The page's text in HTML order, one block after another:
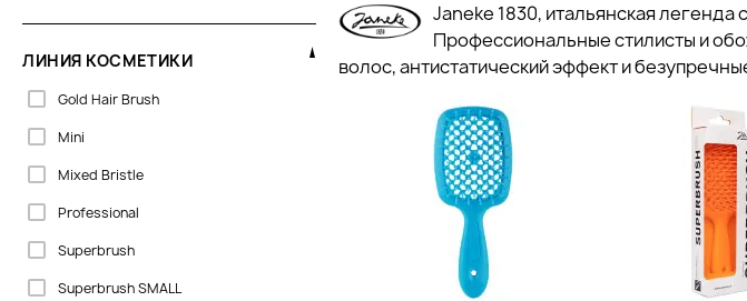
ЛИНИЯ КОСМЕТИКИ
Gold Hair Brush
Mini
Mixed Bristle
Professional
Superbrush
Superbrush SMALL
Janeke 1830, итальянская
Профессиональные стилисты и
волос, антистатический эффект и